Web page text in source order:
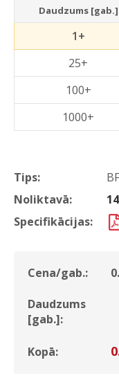
Tips:
Noliktavā:
Specifikācijas:
Cena/gab.:
Daudzums
[gab.]:
Kopā:
Daudzums [gab.]
1+
25+
100+
1000+